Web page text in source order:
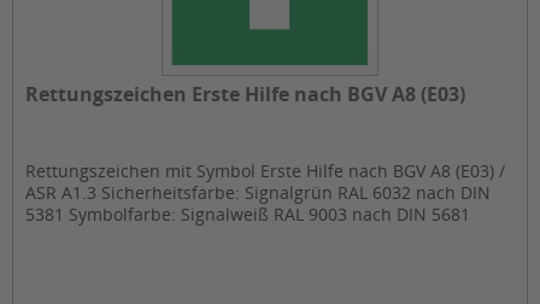
Rettungszeichen Erste Hilfe nach BGV A8 (E03)
Rettungszeichen mit Symbol Erste Hilfe nach BGV A8 (E03) /
ASR A1.3 Sicherheitsfarbe: Signalgrün RAL 6032 nach DIN
5381 Symbolfarbe: Signalweiß RAL 9003 nach DIN 5681